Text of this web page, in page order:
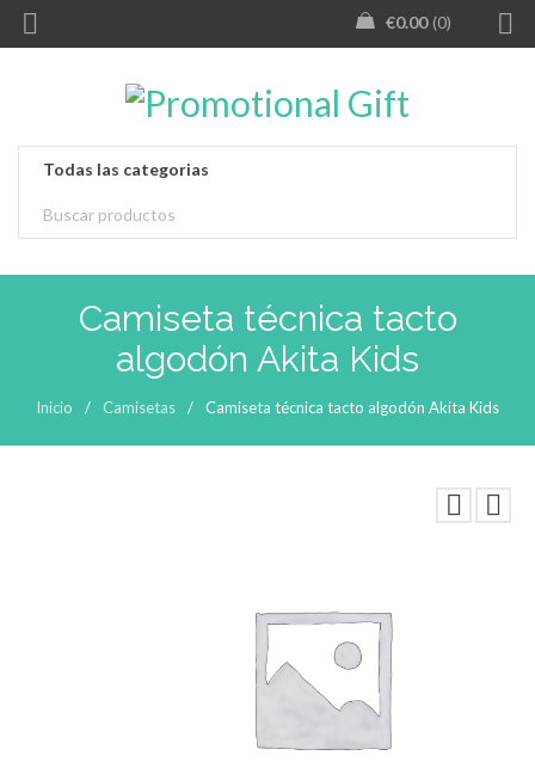
0.00
€ 0
Camiseta técnica tacto
algodón Akita Kids
Inicio / Camisetas / Camiseta técnica tacto algodón Akita Kids